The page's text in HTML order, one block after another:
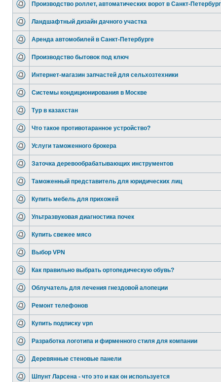
Производство роллет, автоматических ворот в Санкт-
Ландшафтный дизайн дачного участка
Аренда автомобилей в Санкт-Петербурге
Производство бытовок под ключ
Интернет-магазин запчастей для сельхозтехники
Системы кондиционирования в Москве
Тур в казахстан
Что такое противотаранное устройство?
Услуги таможенного брокера
Заточка деревообрабатывающих инструментов
Таможенный представитель для юридических лиц
Купить мебель для прихожей
Ультразвуковая диагностика почек
Купить свежее мясо
Выбор VPN
Как правильно выбрать ортопедическую обувь?
Облучатель для лечения гнездовой алопеции
Ремонт телефонов
Купить подписку vpn
Разработка логотипа и фирменного стиля для компании
Деревянные стеновые панели
Шпунт Ларсена - что это и как он используется